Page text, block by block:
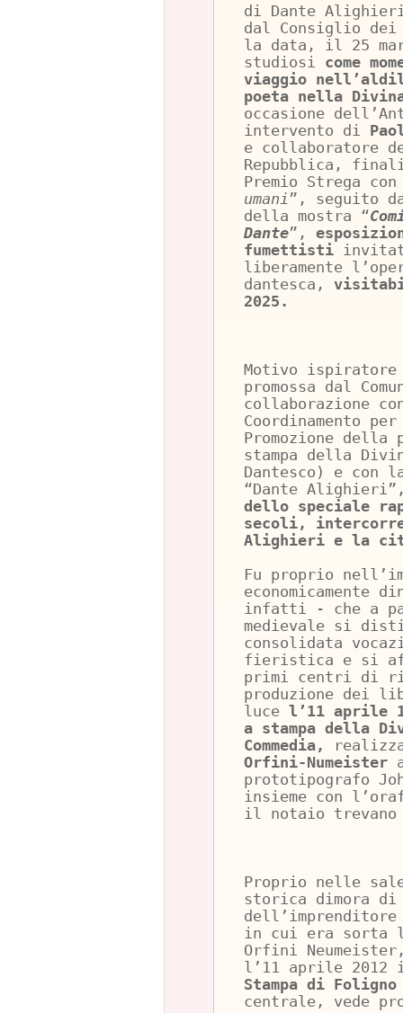
di Dante
dal Consiglio
la data, il 25
studiosi come
viaggio
poeta nella Divina
occasione
intervento di
e collaboratore
Repubblica,
Premio Strega
umani”, seguito
della mostra “
Dante”,
fumettisti
liberamente
dantesca,
2025.
Motivo ispiratore
promossa dal
collaborazione
Coordinamento
Promozione della
stampa della
Dantesco) e con
“Dante
dello speciale
secoli,
Alighieri e la
Fu proprio
economicamente
infatti - che a
medievale si
consolidata
fieristica e si
primi centri di
produzione dei
luce l’11 aprile
a stampa della
Commedia,
Orfini-Numeister
prototipografo
insieme con
il notaio trevano
Proprio nelle
storica dimora
in cui era sorta
Orfini
l’11 aprile
Stampa di Foligno
centrale, vede